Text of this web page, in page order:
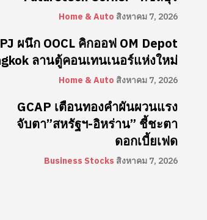
Home & Auto สิงหาคม 7, 2026
ผนึก OOCL คิกออฟ OM Depot
ลานตู้คอนเทนเนอร์แห่งใหม่
Home & Auto สิงหาคม 7, 2026
GCAP เตือนทองคำผันผวนแรง
จับตา”สหรัฐฯ-อิหร่าน” ชี้ชะตา
ดอกเบี้ยเฟด
Business Stocks สิงหาคม 7, 2026